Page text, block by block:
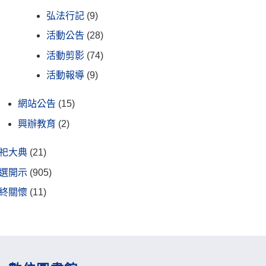
弘法行記 (9)
活動公告 (28)
活動剪影 (74)
活動報導 (9)
網站公告 (15)
興辦教育 (2)
大典 (21)
開示 (905)
關懷 (11)